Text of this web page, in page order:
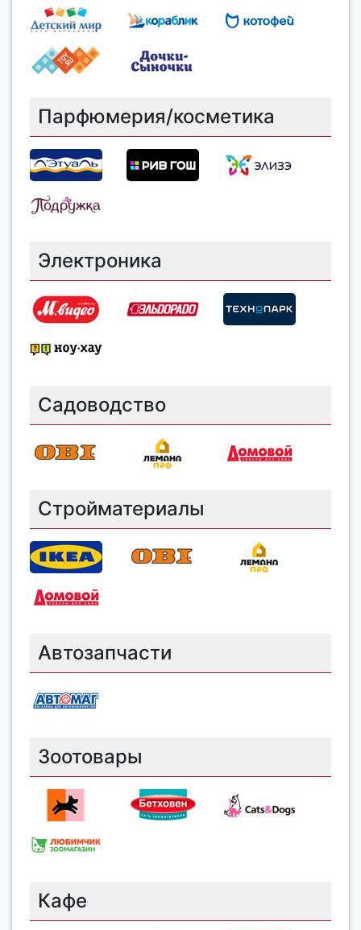
Парфюмерия/косметика
Электроника
Садоводство
Стройматериалы
Автозапчасти
Зоотовары
Кафе